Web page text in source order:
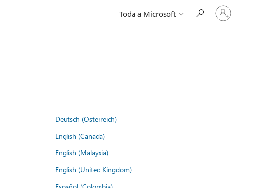
Toda a Microsoft
Entre
em
sua
Deutsch (Österreich)
English (Canada)
English (Malaysia)
English (United Kingdom)
Español (Colombia)